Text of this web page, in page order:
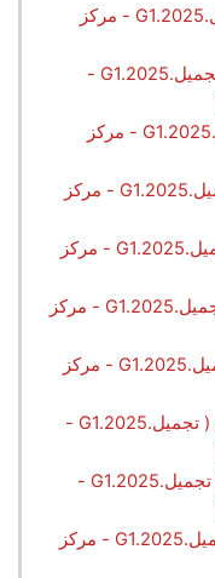
إيناس أحمد توفيق عزه ( تجميل.G1.2025 - مركز
دانيه كمال محمد عبد القادر ( تجميل.G1.2025 -
رؤى باسم فريد قشوع ( تجميل.G1.2025 - مركز
ساميه عماد حسين الحاج ( تجميل.G1.2025 - مركز
سونا لطفي مسعود سالم ( تجميل.G1.2025 - مركز
صابرين فاروق احمد مبروك ( تجميل.G1.2025 - مركز
صفاء فتحي سميح هرشه ( تجميل.G1.2025 - مركز
ماسه عبد الرحمن محمد عجاج ( تجميل.G1.2025 -
نهلة عبد الرحمن محمد عجاج ( تجميل.G1.2025 -
إخلاص يوسف محمد كتانة ( تجميل.G1.2025 - مركز